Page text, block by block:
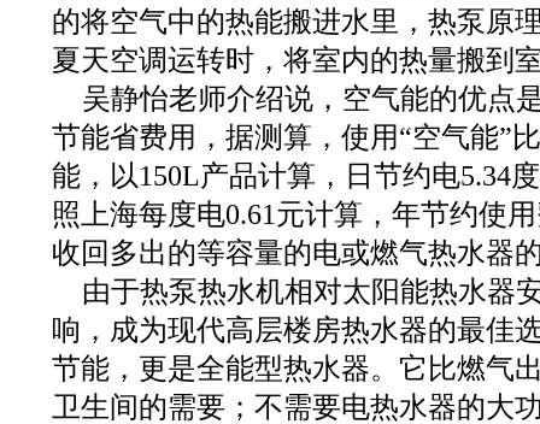
的将空气中的热能搬进水里，热泵原
夏天空调运转时，将室内的热量搬到
吴静怡老师介绍说，空气能的优点
节能省费用，据测算，使用“空气能”
能，以150L产品计算，日节约电5.34
照上海每度电0.61元计算，年节约使
收回多出的等容量的电或燃气热水器
由于热泵热水机相对太阳能热水器
响，成为现代高层楼房热水器的最佳
节能，更是全能型热水器。它比燃气
卫生间的需要；不需要电热水器的大